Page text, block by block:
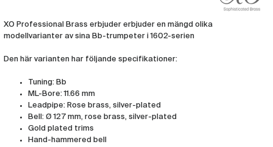
XO Professional Brass erbjuder erbjuder en mängd olika
modellvarianter av sina Bb-trumpeter i 1602-serien
Den här varianten har följande specifikationer:
Tuning: Bb
ML-Bore: 11.66 mm
Leadpipe: Rose brass, silver-plated
Bell: Ø 127 mm, rose brass, silver-plated
Gold plated trims
Hand-hammered bell